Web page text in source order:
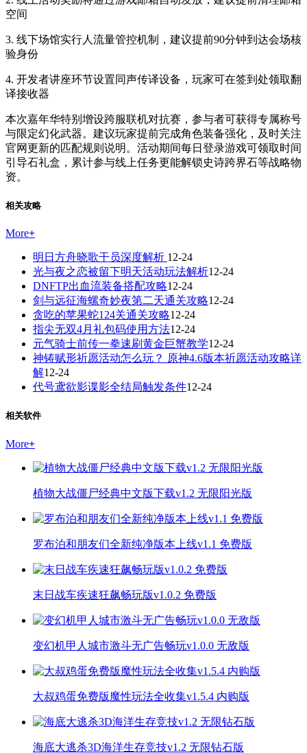
空间
3. 线下场馆实行人流量管控机制，建议提前90分钟到达会场核
验身份
4. 开发者讲座环节设置同声传译设备，玩家可在签到处领取翻
译接收器
本次嘉年华特别增设跨服联机对抗赛，参与者可获得专属称号
与限定幻化武器。建议玩家提前完成角色装备强化，及时关注
官网更新的匹配规则说明。活动期间每日登录游戏可领取时间
引导石礼盒，累计参与线上任务更能解锁史诗跨界石等战略物
资。
相关攻略
More+
明日方舟晓歌干员深度解析 12-24
光与夜之恋被留下明天活动玩法解析12-24
DNFTP出血流装备搭配攻略12-24
剑与远征海螺奇妙夜第二天通关攻略12-24
贪吃的苹果蛇124关通关攻略12-24
指尖无双4月礼包码使用方法12-24
元气骑士前传一拳速刷黄金巨蟹教学12-24
神铸赋形祈愿活动怎么玩？ 原神4.6版本祈愿活动攻略详
解12-24
代号鸢欲影谍影全结局触发条件12-24
相关软件
More+
植物大战僵尸经典中文版下载v1.2 无限阳光版
罗布泊和朋友们全新纯净版本上线v1.1 免费版
末日战车疾速狂飙畅玩版v1.0.2 免费版
变幻机甲人城市激斗无广告畅玩v1.0.0 无敌版
大叔鸡蛋免费版魔性玩法全收集v1.5.4 内购版
海底大逃杀3D海洋生存竞技v1.2 无限钻石版